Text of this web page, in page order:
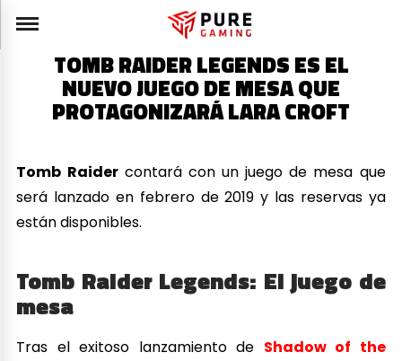
TOMB RAIDER LEGENDS ES EL
NUEVO JUEGO DE MESA QUE
PROTAGONIZARÁ LARA CROFT
Tomb Raidercontará con un juego de mesa que
será lanzado en febrero de 2019 y las reservas ya
están disponibles.
Tomb Raider Legends: El juego de
mesa
Tras el exitoso lanzamiento de Shadow of the